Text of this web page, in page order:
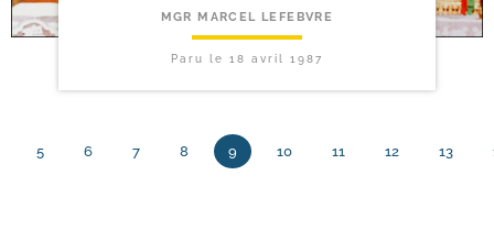
MGR MARCEL LEFEBVRE
Paru le 18 avril 1987
5 6 7 8 9 10 11 12 13